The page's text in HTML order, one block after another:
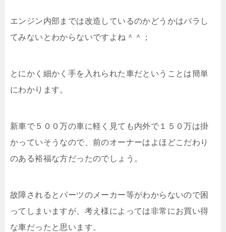
エンジン内部までは改造しているのかどうかはバラし
てみないとわからないですよね＾＾；
とにかく細かく手を入れられた車だということは簡単
にわかります。
新車で５００万の車に軽く見ても内外で１５０万は掛
かっていそうなので、前のオーナーはよほどこだわり
のある裕福な方だったのでしょう。
故障されるとパーツのメーカー等がわからないので困
ってしまいますが、考え様によっては非常にお買い得
な車だったと思います。